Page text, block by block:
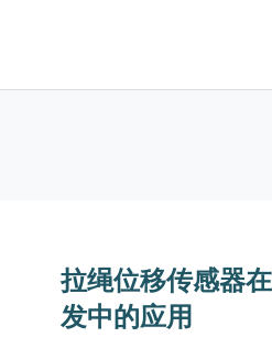
拉绳位移传感器
发中的应用